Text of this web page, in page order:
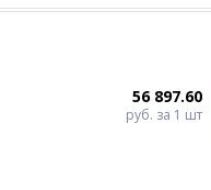
56 897.60
руб. за 1 шт